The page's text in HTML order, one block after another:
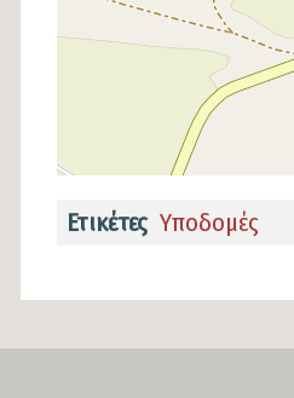
Ετικέτες Υποδομές